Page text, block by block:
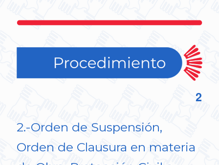
2
2.-Orden de Suspensión,
Orden de Clausura en materia